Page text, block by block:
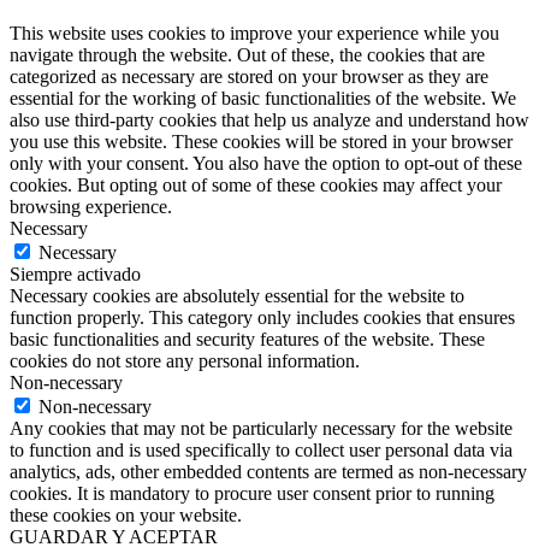
This website uses cookies to improve your experience while you
navigate through the website. Out of these, the cookies that are
categorized as necessary are stored on your browser as they are
essential for the working of basic functionalities of the website. We
also use third-party cookies that help us analyze and understand how
you use this website. These cookies will be stored in your browser
only with your consent. You also have the option to opt-out of these
cookies. But opting out of some of these cookies may affect your
browsing experience.
Necessary
Necessary
Siempre activado
Necessary cookies are absolutely essential for the website to
function properly. This category only includes cookies that ensures
basic functionalities and security features of the website. These
cookies do not store any personal information.
Non-necessary
Non-necessary
Any cookies that may not be particularly necessary for the website
to function and is used specifically to collect user personal data via
analytics, ads, other embedded contents are termed as non-necessary
cookies. It is mandatory to procure user consent prior to running
these cookies on your website.
GUARDAR Y ACEPTAR